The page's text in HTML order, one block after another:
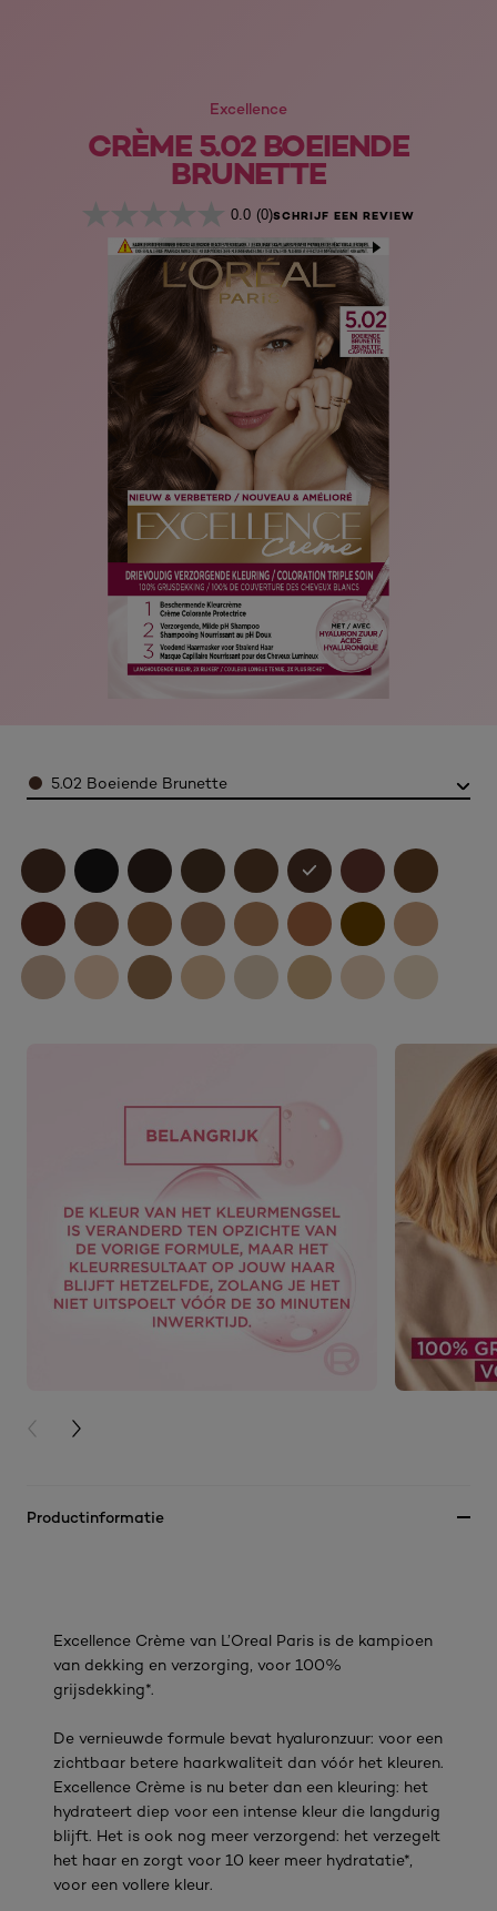
Excellence
CRÈME 5.02 BOEIENDE
BRUNETTE
0.0 (0)SCHRIJF EEN REVIEW
Color5.02 Boeiende Brunette
PREVIOUS CARD
NEXT CARD
Productinformatie
Excellence Crème van L’Oreal Paris is de kampioen
van dekking en verzorging, voor 100%
grijsdekking*.
De vernieuwde formule bevat hyaluronzuur: voor een
zichtbaar betere haarkwaliteit dan vóór het kleuren.
Excellence Crème is nu beter dan een kleuring: het
hydrateert diep voor een intense kleur die langdurig
blijft. Het is ook nog meer verzorgend: het verzegelt
het haar en zorgt voor 10 keer meer hydratatie*,
voor een vollere kleur.